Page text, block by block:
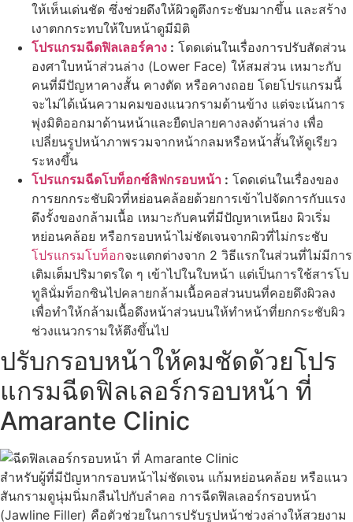
ให้เห็นเด่นชัด ซึ่งช่วยดึงให้ผิวดูตึงกระชับมากขึ้น และสร้าง
เงาตกกระทบให้ใบหน้าดูมีมิติ
โปรแกรมฉีดฟิลเลอร์คาง : โดดเด่นในเรื่องการปรับสัดส่วน
องศาใบหน้าส่วนล่าง (Lower Face) ให้สมส่วน เหมาะกับ
คนที่มีปัญหาคางสั้น คางตัด หรือคางถอย โดยโปรแกรมนี้
จะไม่ได้เน้นความคมของแนวกรามด้านข้าง แต่จะเน้นการ
พุ่งมิติออกมาด้านหน้าและยืดปลายคางลงด้านล่าง เพื่อ
เปลี่ยนรูปหน้าภาพรวมจากหน้ากลมหรือหน้าสั้นให้ดูเรียว
ระหงขึ้น
โปรแกรมฉีดโบท็อกซ์ลิฟกรอบหน้า : โดดเด่นในเรื่องของ
การยกกระชับผิวที่หย่อนคล้อยด้วยการเข้าไปจัดการกับแรง
ดึงรั้งของกล้ามเนื้อ เหมาะกับคนที่มีปัญหาเหนียง ผิวเริ่ม
หย่อนคล้อย หรือกรอบหน้าไม่ชัดเจนจากผิวที่ไม่กระชับ
โปรแกรมโบท็อกจะแตกต่างจาก 2 วิธีแรกในส่วนที่ไม่มีการ
เติมเต็มปริมาตรใด ๆ เข้าไปในใบหน้า แต่เป็นการใช้สารโบ
ทูลินั่มท็อกซินไปคลายกล้ามเนื้อคอส่วนบนที่คอยดึงผิวลง
เพื่อทำให้กล้ามเนื้อดึงหน้าส่วนบนให้ทำหน้าที่ยกกระชับผิว
ช่วงแนวกรามให้ตึงขึ้นไป
ปรับกรอบหน้าให้คมชัดด้วยโปร
แกรมฉีดฟิลเลอร์กรอบหน้า ที่
Amarante Clinic
สำหรับผู้ที่มีปัญหากรอบหน้าไม่ชัดเจน แก้มหย่อนคล้อย หรือแนว
สันกรามดูนุ่มนิ่มกลืนไปกับลำคอ การฉีดฟิลเลอร์กรอบหน้า
(Jawline Filler) คือตัวช่วยในการปรับรูปหน้าช่วงล่างให้สวยงาม